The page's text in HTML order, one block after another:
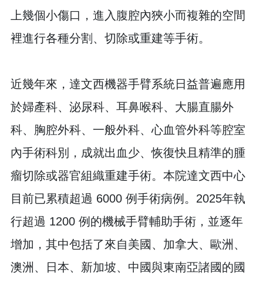
上幾個小傷口，進入腹腔內狹小而複雜的空間
裡進行各種分割、切除或重建等手術。
近幾年來，達文西機器手臂系統日益普遍應用
於婦產科、泌尿科、耳鼻喉科、大腸直腸外
科、胸腔外科、一般外科、心血管外科等腔室
內手術科別，成就出血少、恢復快且精準的腫
瘤切除或器官組織重建手術。本院達文西中心
目前已累積超過 6000 例手術病例。2025年執
行超過 1200 例的機械手臂輔助手術，並逐年
增加，其中包括了來自美國、加拿大、歐洲、
澳洲、日本、新加坡、中國與東南亞諸國的國